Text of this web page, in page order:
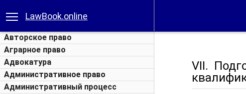
LawBook.online
Авторское право
Аграрное право
Адвокатура
Административное право
Административный процесс
VII.